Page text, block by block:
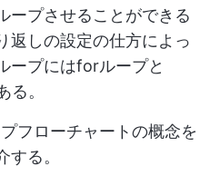
ープさせることができる
返しの設定の仕方によっ
ープにはforループと
。
フローチャートの概念を
る。